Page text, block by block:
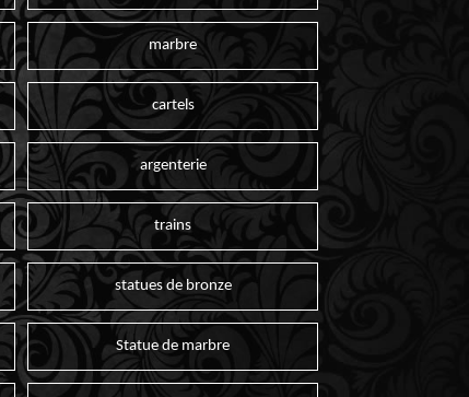
marbre
cartels
argenterie
trains
statues de bronze
Statue de marbre